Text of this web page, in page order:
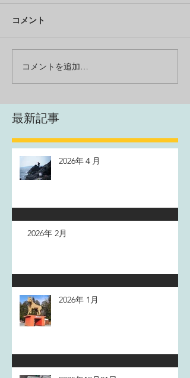
コメント
コメントを追加…
最新記事
2026年４月
2026年 2月
2026年 1月